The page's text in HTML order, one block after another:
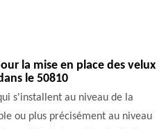
la mise en place des velux
le 50810
s'installent au niveau de la
ou plus précisément au niveau